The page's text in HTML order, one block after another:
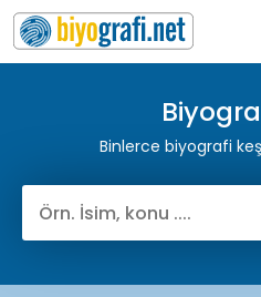
Binlerce biyografi